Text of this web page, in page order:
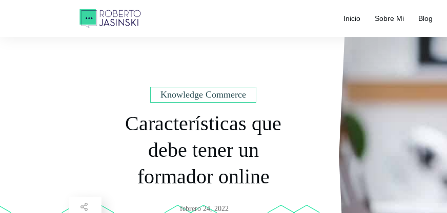
Inicio Sobre Mi Blog
Knowledge Commerce
Características que
debe tener un
formador online
febrero 24, 2022